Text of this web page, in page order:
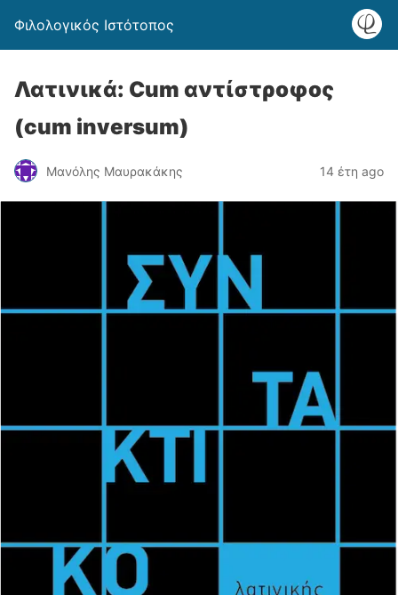
Φιλολογικός Ιστότοπος
Λατινικά: Cum αντίστροφος
(cum inversum)
Μανόλης Μαυρακάκης 14 έτη ago